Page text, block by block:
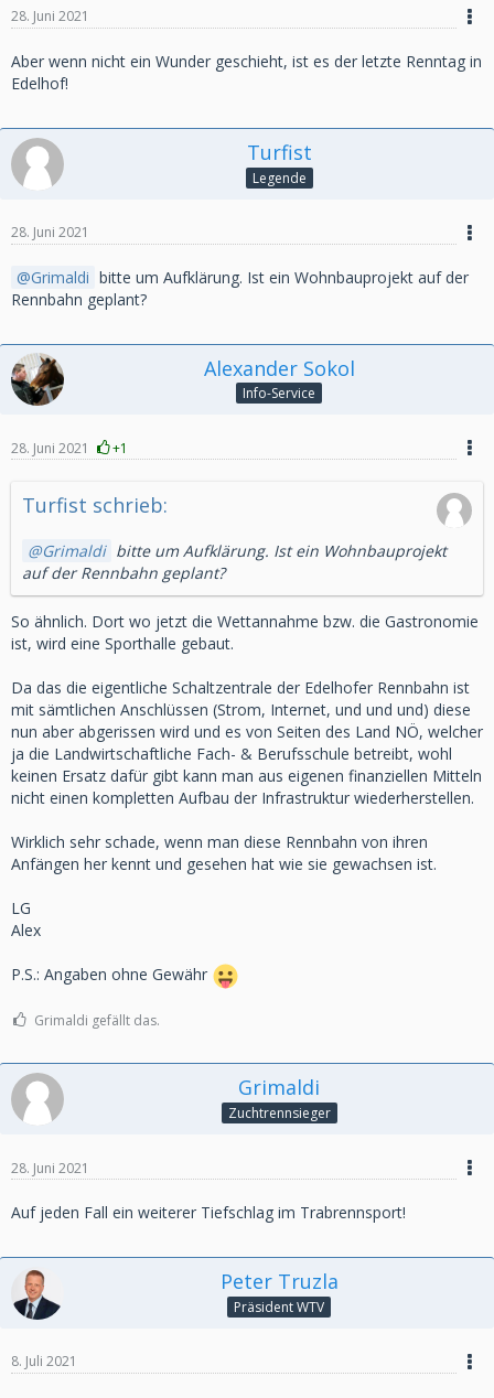
28. Juni 2021
Aber wenn nicht ein Wunder geschieht, ist es der letzte Renntag in
Edelhof!
Turfist
Legende
28. Juni 2021
Grimaldi bitte um Aufklärung. Ist ein Wohnbauprojekt auf der
Rennbahn geplant?
Alexander Sokol
Info-Service
28. Juni 2021 +1
Turfist schrieb:
Grimaldi bitte um Aufklärung. Ist ein Wohnbauprojekt
auf der Rennbahn geplant?
So ähnlich. Dort wo jetzt die Wettannahme bzw. die Gastronomie
ist, wird eine Sporthalle gebaut.
Da das die eigentliche Schaltzentrale der Edelhofer Rennbahn ist
mit sämtlichen Anschlüssen (Strom, Internet, und und und) diese
nun aber abgerissen wird und es von Seiten des Land NÖ, welcher
ja die Landwirtschaftliche Fach- & Berufsschule betreibt, wohl
keinen Ersatz dafür gibt kann man aus eigenen finanziellen Mitteln
nicht einen kompletten Aufbau der Infrastruktur wiederherstellen.
Wirklich sehr schade, wenn man diese Rennbahn von ihren
Anfängen her kennt und gesehen hat wie sie gewachsen ist.
LG
Alex
P.S.: Angaben ohne Gewähr
Grimaldi gefällt das.
Grimaldi
Zuchtrennsieger
28. Juni 2021
Auf jeden Fall ein weiterer Tiefschlag im Trabrennsport!
Peter Truzla
Präsident WTV
8. Juli 2021